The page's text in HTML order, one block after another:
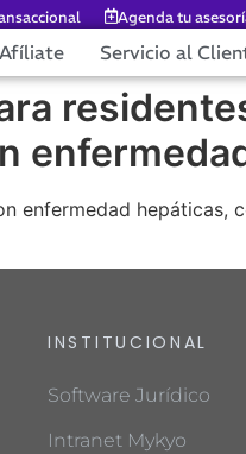
Agenda tu
Afíliate Servicio al
enfermedad
INSTITUCIONAL
Software Jurídico
Intranet Mykyo